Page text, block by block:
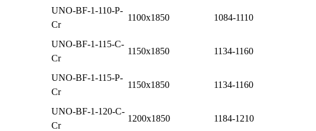
UNO-BF-1-110-P-
Cr
1100x1850 1084-1110
UNO-BF-1-115-C-
Cr
1150x1850 1134-1160
UNO-BF-1-115-P-
Cr
1150x1850 1134-1160
UNO-BF-1-120-C-
Cr
1200x1850 1184-1210